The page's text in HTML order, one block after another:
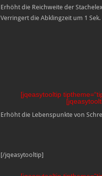
Erhöht die Reichweite der
Verringert die Abklingzeit um 1 Sek.
[jqeasytooltip
Erhöht die Lebenspunkte von
[/jqeasytooltip]